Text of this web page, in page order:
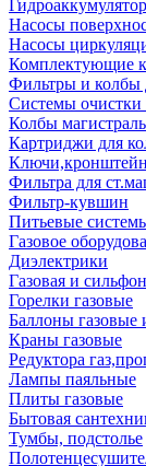
Насосы
Насосы
Комплектующие к
Фильтры и колбы
Системы очистки
Колбы
Картриджи для
Фильтра для
Фильтр-кувшин
Питьевые
Газовое
Диэлектрики
Газовая и
Горелки газовые
Баллоны
Краны газовые
Редуктора
Лампы паяльные
Плиты газовые
Бытовая
Тумбы, подстолье